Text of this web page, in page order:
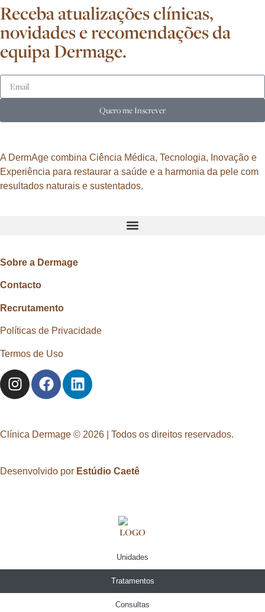
Receba atualizações clínicas,
novidades e recomendações da
equipa Dermage.
Quero me Inscrever
A DermAge combina Ciência Médica, Tecnologia, Inovação e
Experiência para restaurar a saúde e a harmonia da pele com
resultados naturais e sustentados.
Sobre a Dermage
Contacto
Recrutamento
Políticas de Privacidade
Termos de Uso
Clínica Dermage © 2026 | Todos os direitos reservados.
Desenvolvido por Estúdio Caetê
Unidades
Tratamentos
Consultas